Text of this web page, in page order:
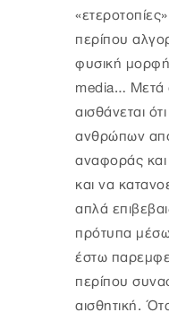
περίπου
φυσική
media… Μετά
αισθάνεται
ανθρώπων
αναφοράς και
και να
απλά
πρότυπα
έστω
περίπου
αισθητική.